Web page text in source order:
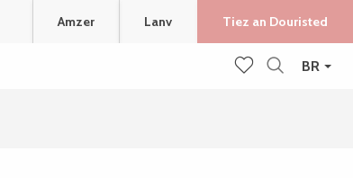
BR
Amzer Lanv Tiez an Douristed